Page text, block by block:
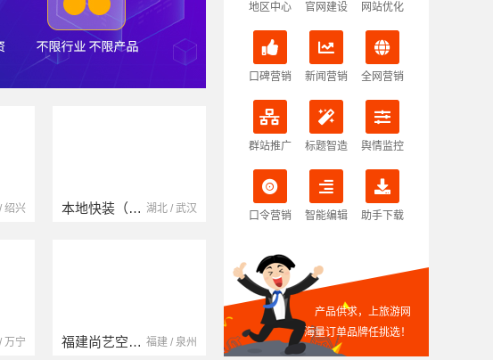
武汉
泉州
南京玻璃镜子加工厂 江苏 / 南京
中蓝建投（北京）建设有限公司四川第一分公司 四川 / 成都
湖北省腾冠畅实业贸易有限公司 湖北 / 武汉
湖南自由家装饰工程有限公司 湖南 / 湘潭
地区中心 官网建设 网站优化
口碑营销 新闻营销 全网营销
群站推广 标题智造 舆情监控
口令营销 智能编辑 助手下载
产品供求，上旅游网
海量订单品牌任挑选！